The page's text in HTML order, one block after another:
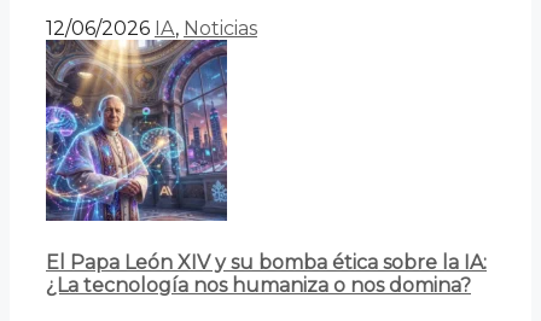
12/06/2026 IA, Noticias
El Papa León XIV y su bomba ética sobre la IA:
¿La tecnología nos humaniza o nos domina?